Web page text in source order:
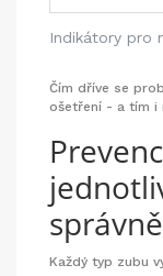
Indikátory pro
Čím dříve se
ošetření - a tím i
správně
Každý typ zubu